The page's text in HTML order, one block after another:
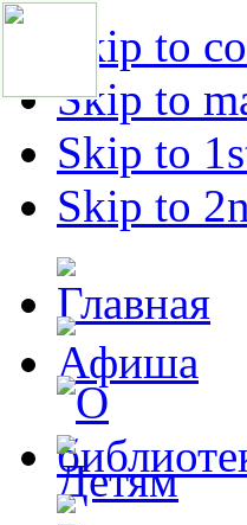
Skip to
Skip to
Skip to
Skip to